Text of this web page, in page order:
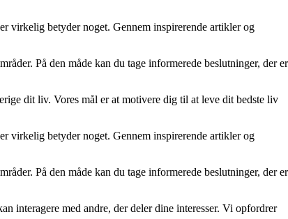
virkelig betyder noget. Gennem inspirerende artikler og
På den måde kan du tage informerede beslutninger, der er
dit liv. Vores mål er at motivere dig til at leve dit bedste liv
virkelig betyder noget. Gennem inspirerende artikler og
På den måde kan du tage informerede beslutninger, der er
interagere med andre, der deler dine interesser. Vi opfordrer